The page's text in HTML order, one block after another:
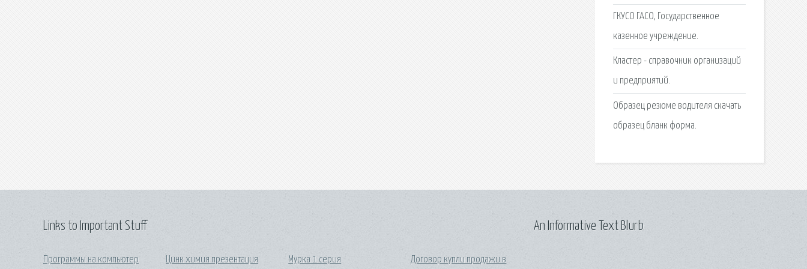
ГКУСО ГАСО, Государственное
казенное учреждение.
Кластер - справочник организаций
и предприятий.
Образец резюме водителя скачать
образец бланк форма.
Links to Important Stuff
Программы на компьютер Цинк химия презентация Мурка 1 серия Договор купли продажи в
An Informative Text Blurb